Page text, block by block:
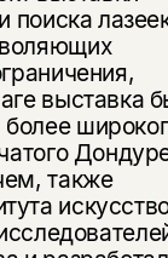
поиска
выставка
также